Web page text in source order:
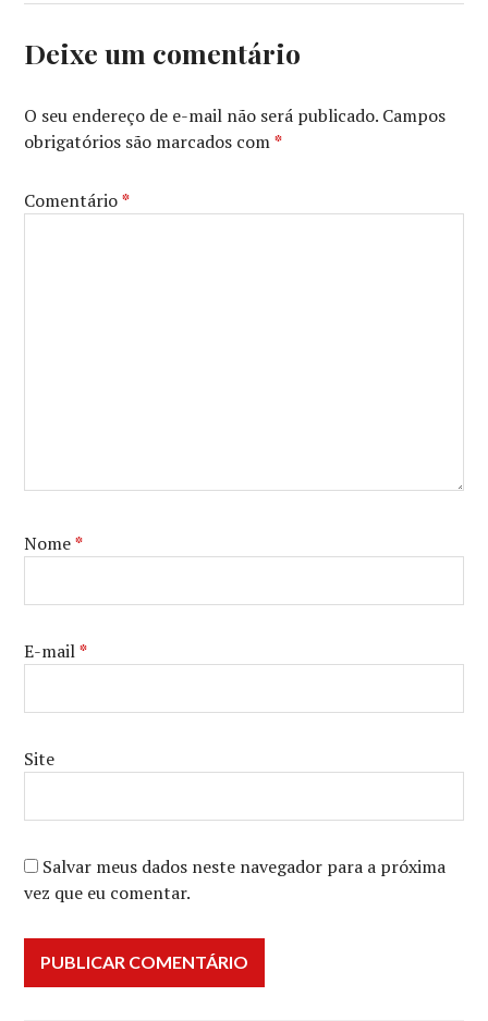
Deixe um comentário
O seu endereço de e-mail não será publicado. Campos
obrigatórios são marcados com*
Comentário*
Nome*
E-mail*
Site
Salvar meus dados neste navegador para a próxima
vez que eu comentar.